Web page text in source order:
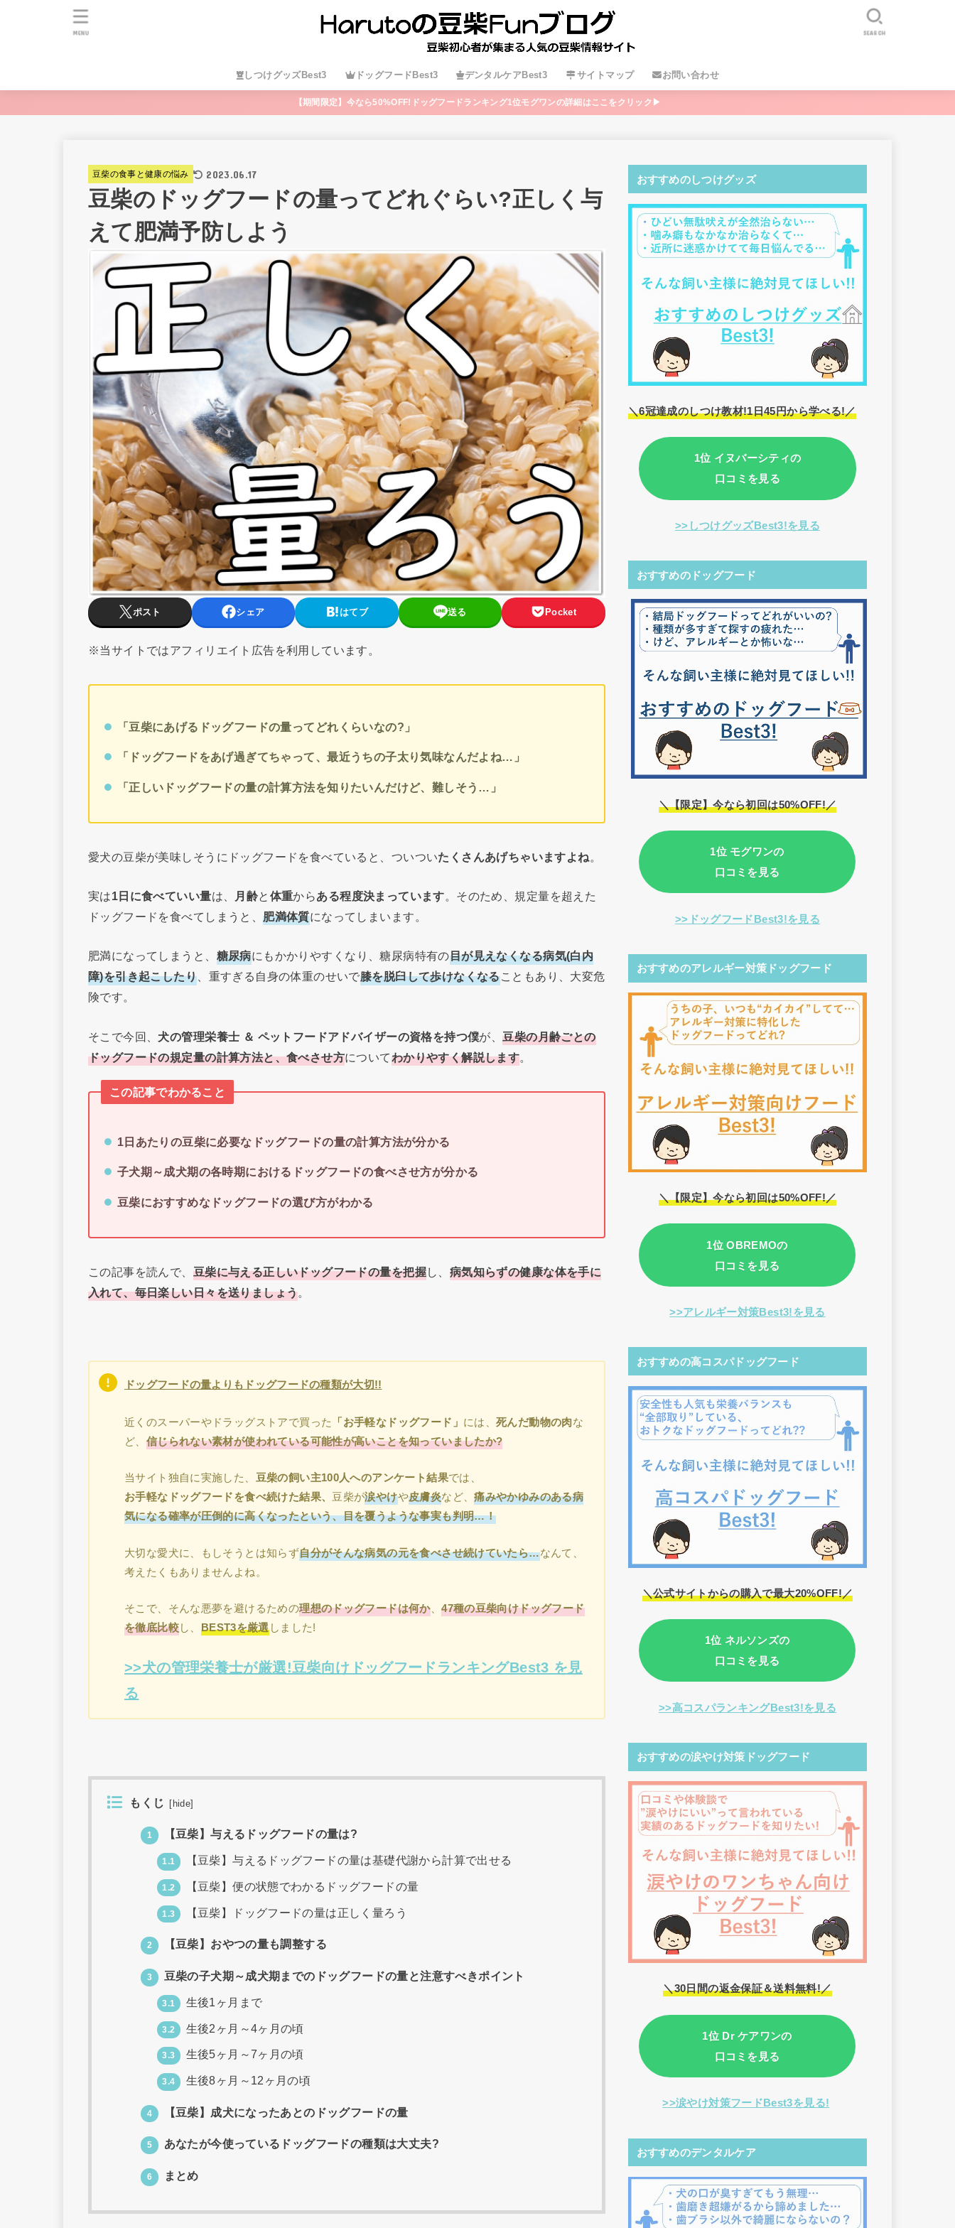
しつけグッズBest3 ドッグフードBest3 デンタルケアBest3 サイトマップ お問い合わせ
SEARCH
MENU
【期間限定】今なら50%OFF!ドッグフードランキング1位モグワンの詳細はここをクリック▶
豆柴の食事と健康の悩み 2023.06.17
豆柴のドッグフードの量ってどれぐらい?正しく与
えて肥満予防しよう
ポスト シェア はてブ 送る Pocket
※当サイトではアフィリエイト広告を利用しています。
「豆柴にあげるドッグフードの量ってどれくらいなの?」
「ドッグフードをあげ過ぎてちゃって、最近うちの子太り気味なんだよね…」
「正しいドッグフードの量の計算方法を知りたいんだけど、難しそう…」
愛犬の豆柴が美味しそうにドッグフードを食べていると、ついついたくさんあげちゃいますよね。
実は1日に食べていい量は、 月齢と 体重からある程度決まっています。そのため、規定量を超えた
ドッグフードを食べてしまうと、肥満体質になってしまいます。
肥満になってしまうと、 糖尿病にもかかりやすくなり、糖尿病特有の目が見えなくなる病気(白内
障)を引き起こしたり 、重すぎる自身の体重のせいで膝を脱臼して歩けなくなることもあり、大変危
険です。
そこで今回、 犬の管理栄養士 ＆ ペットフードアドバイザーの資格を持つ僕が、豆柴の月齢ごとの
ドッグフードの規定量の計算方法と、食べさせ方についてわかりやすく解説します。
この記事でわかること
1日あたりの豆柴に必要なドッグフードの量の計算方法が分かる
子犬期～成犬期の各時期におけるドッグフードの食べさせ方が分かる
豆柴におすすめなドッグフードの選び方がわかる
この記事を読んで、 豆柴に与える正しいドッグフードの量を把握し、 病気知らずの健康な体を手に
入れて、毎日楽しい日々を送りましょう。
ドッグフードの量よりもドッグフードの種類が大切!!
近くのスーパーやドラッグストアで買った 「お手軽なドッグフード」 には、死んだ動物の肉な
ど、 信じられない素材が使われている可能性が高いことを知っていましたか?
当サイト独自に実施した、 豆柴の飼い主100人へのアンケート結果では、
お手軽なドッグフードを食べ続けた結果、 豆柴が涙やけや皮膚炎など、痛みやかゆみのある病
気になる確率が圧倒的に高くなったという、目を覆うような事実も判明…！
大切な愛犬に、もしそうとは知らず自分がそんな病気の元を食べさせ続けていたら…なんて、
考えたくもありませんよね。
そこで、そんな悪夢を避けるための理想のドッグフードは何か、47種の豆柴向けドッグフード
を徹底比較し、 BEST3を厳選しました!
>>犬の管理栄養士が厳選!豆柴向けドッグフードランキングBest3 を見
る
もくじ [ hide]
1 【豆柴】与えるドッグフードの量は?
1.1 【豆柴】与えるドッグフードの量は基礎代謝から計算で出せる
1.2 【豆柴】便の状態でわかるドッグフードの量
1.3 【豆柴】ドッグフードの量は正しく量ろう
2 【豆柴】おやつの量も調整する
3 豆柴の子犬期～成犬期までのドッグフードの量と注意すべきポイント
3.1 生後1ヶ月まで
3.2 生後2ヶ月～4ヶ月の頃
3.3 生後5ヶ月～7ヶ月の頃
3.4 生後8ヶ月～12ヶ月の頃
4 【豆柴】成犬になったあとのドッグフードの量
5 あなたが今使っているドッグフードの種類は大丈夫?
6 まとめ
おすすめのしつけグッズ
＼6冠達成のしつけ教材!1日45円から学べる!／
1位 イヌバーシティの
口コミを見る
>>しつけグッズBest3!を見る
おすすめのドッグフード
＼【限定】今なら初回は50%OFF!／
1位 モグワンの
口コミを見る
>>ドッグフードBest3!を見る
おすすめのアレルギー対策ドッグフード
＼【限定】今なら初回は50%OFF!／
1位 OBREMOの
口コミを見る
>>アレルギー対策Best3!を見る
おすすめの高コスパドッグフード
＼公式サイトからの購入で最大20%OFF!／
1位 ネルソンズの
口コミを見る
>>高コスパランキングBest3!を見る
おすすめの涙やけ対策ドッグフード
＼30日間の返金保証＆送料無料!／
1位 Dr ケアワンの
口コミを見る
>>涙やけ対策フードBest3を見る!
おすすめのデンタルケア